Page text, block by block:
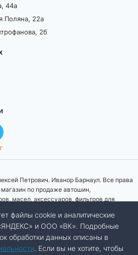
44а
Поляна, 22а
2б
Петрович. Иванор Барнаул. Все права
по продаже автошин,
масел, аксессуаров, фильтров для
информация о товарах, их
наличия на складе ни при каких
офертой, определяемой положениями
кодекса Российской Федерации.
файлы cookie и аналитические
и ООО «ВК». Подробные
обработки данных описаны в
. Если вы не хотите, чтобы